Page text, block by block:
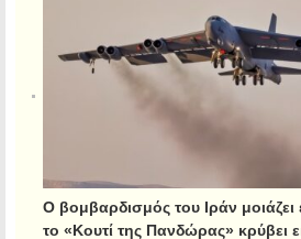
Ο βομβαρδισμός του Ιράν
το «Κουτί της Πανδώρας» κρύβει